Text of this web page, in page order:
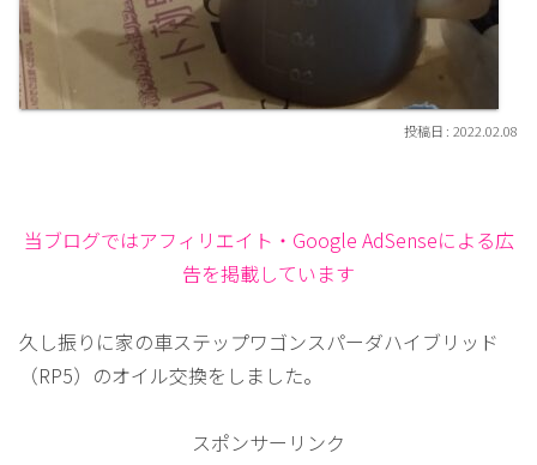
2022.02.08
当ブログではアフィリエイト・Google AdSenseによる広
告を掲載しています
久し振りに家の車ステップワゴンスパーダハイブリッド
（RP5）のオイル交換をしました。
スポンサーリンク